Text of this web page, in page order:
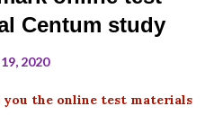
Centum study
2020
you the online test materials